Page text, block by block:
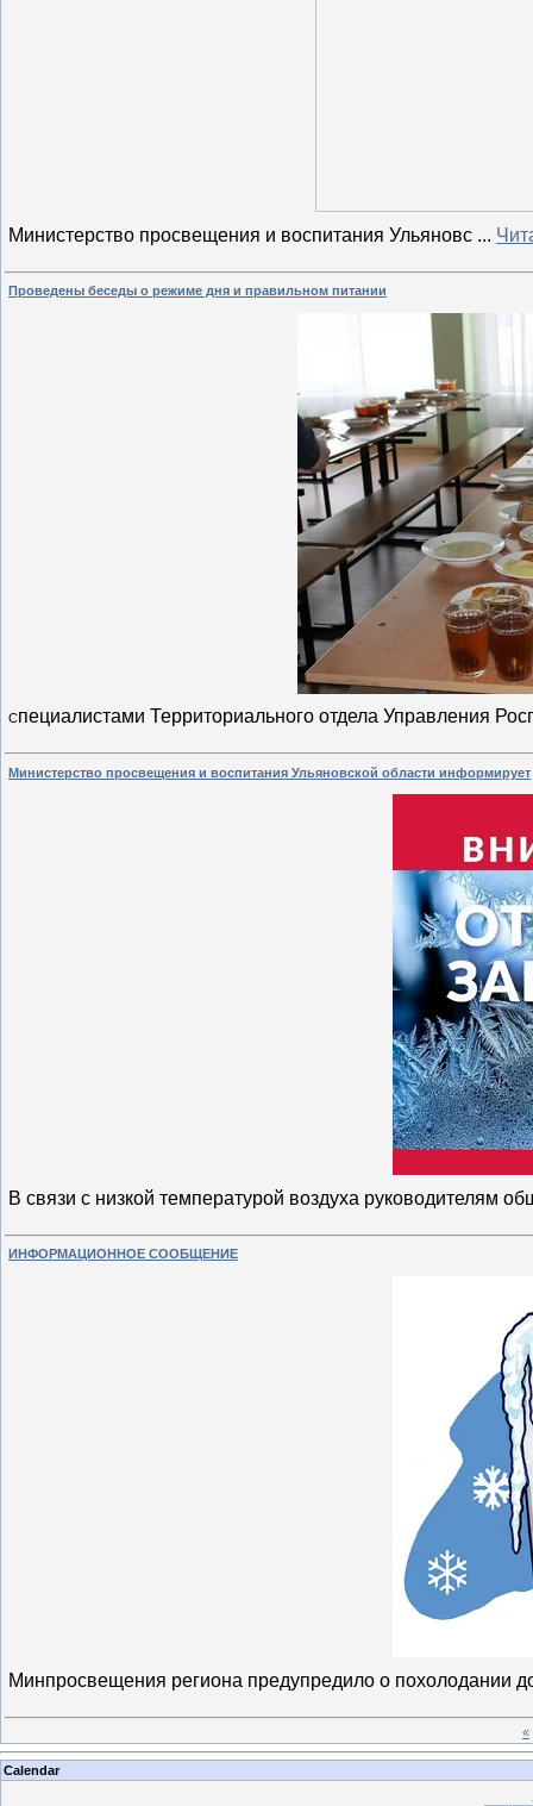
Министерство просвещения и воспитания Ульяновс ...
Проведены беседы о режиме дня и правильном питании
Специалистами Территориального отдела Управления
Министерство просвещения и воспитания Ульяновской области информирует
В связи с низкой температурой воздуха руководителям
ИНФОРМАЦИОННОЕ СООБЩЕНИЕ
Минпросвещения региона предупредило о похолодании
«
Calendar